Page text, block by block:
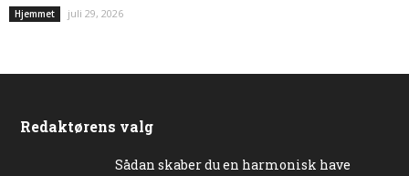
Hjemmet juli 29, 2026
Redaktørens valg
Sådan skaber du en harmonisk have